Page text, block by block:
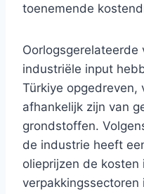
toenemende
Oorlogsgerelateerde
industriële input
Türkiye opgedreven,
afhankelijk zijn van
grondstoffen.
de industrie heeft
olieprijzen de